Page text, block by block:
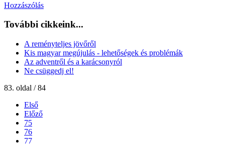
Hozzászólás
További cikkeink...
A reményteljes jövőről
Kis magyar megújulás - lehetőségek és problémák
Az adventről és a karácsonyról
Ne csüggedj el!
83. oldal / 84
Első
Előző
75
76
77